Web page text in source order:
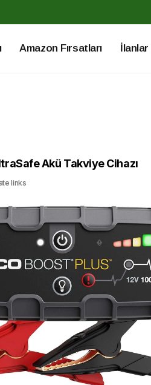
Amazon Fırsatları İlanlar
Akü Takviye Cihazı
links